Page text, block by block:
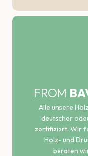
FROM
Alle unsere
deutscher
zertifiziert. Wir
Holz- und
beraten